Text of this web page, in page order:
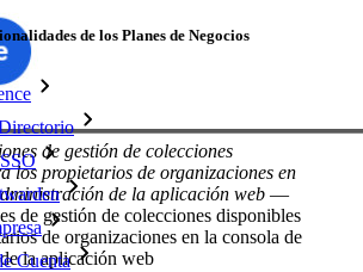
de los Planes de Negocios
Cuenta
de gestión de colecciones
los propietarios de organizaciones en
de la aplicación web —
de gestión de colecciones disponibles
de organizaciones en la consola de
la aplicación web